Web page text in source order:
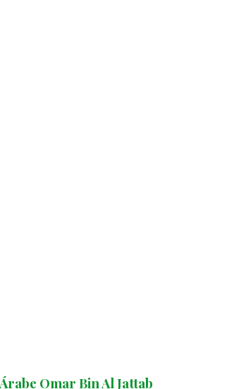
Omar Bin Al Jattab